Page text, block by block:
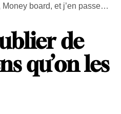
Money board, et j’en passe…
de
qu’on les